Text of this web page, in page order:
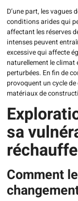
D’une part, les vagues
conditions arides qui
affectant les réserves
intenses peuvent
excessive qui affecte
naturellement le climat
perturbées. En fin de
provoquent un cycle
matériaux de
sa
Comment